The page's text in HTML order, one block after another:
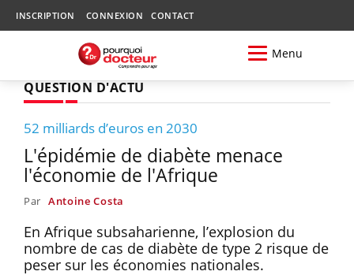
INSCRIPTION CONNEXION CONTACT
Menu
QUESTION D'ACTU
52 milliards d’euros en 2030
L'épidémie de diabète menace
l'économie de l'Afrique
Par Antoine Costa
En Afrique subsaharienne, l’explosion du
nombre de cas de diabète de type 2 risque de
peser sur les économies nationales.